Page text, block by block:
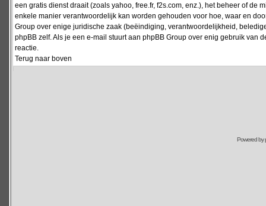
een gratis dienst draait (zoals yahoo, free.fr, f2s.com, enz.), het beheer of
enkele manier verantwoordelijk kan worden gehouden voor hoe, waar en
Group over enige juridische zaak (beëindiging, verantwoordelijkheid,
phpBB zelf. Als je een e-mail stuurt aan phpBB Group over enig gebruik
reactie.
Terug naar boven
Powered by